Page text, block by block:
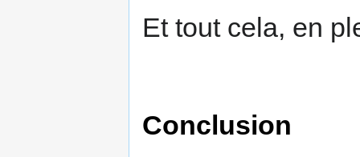
Et tout cela, en
Conclusion